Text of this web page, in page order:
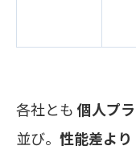
各社とも 個人プ
並び。 性能差よ